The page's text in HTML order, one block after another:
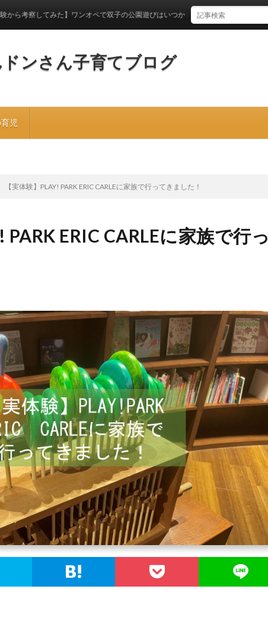
ンさん子育てブログ
児
てみた】ワンオペで双子の公園遊びはいつからできるのか？
【実体験】PLAY! PARK ERIC CARLEに家族で行ってきました！
PARK ERIC CARLEに家族で行っ